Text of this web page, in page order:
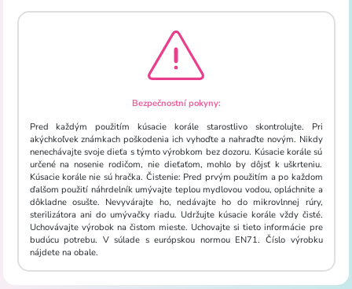
Bezpečnostní pokyny:
Pred každým použitím kúsacie korále starostlivo skontrolujte. Pri
akýchkoľvek známkach poškodenia ich vyhoďte a nahraďte novým. Nikdy
nenechávajte svoje dieťa s týmto výrobkom bez dozoru. Kúsacie korále sú
určené na nosenie rodičom, nie dieťaťom, mohlo by dôjsť k uškrteniu.
Kúsacie korále nie sú hračka. Čistenie: Pred prvým použitím a po každom
ďalšom použití náhrdelník umývajte teplou mydlovou vodou, opláchnite a
dôkladne osušte. Nevyvárajte ho, nedávajte ho do mikrovlnnej rúry,
sterilizátora ani do umývačky riadu. Udržujte kúsacie korále vždy čisté.
Uchovávajte výrobok na čistom mieste. Uchovajte si tieto informácie pre
budúcu potrebu. V súlade s európskou normou EN71. Číslo výrobku
nájdete na obale.